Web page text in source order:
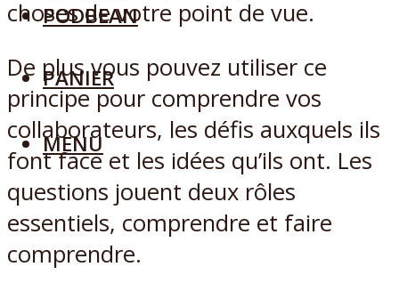
PODBEAN
PANIER
MENU
choses de votre point de vue.
De plus vous pouvez utiliser ce
principe pour comprendre vos
collaborateurs, les défis auxquels ils
font face et les idées qu’ils ont. Les
questions jouent deux rôles
essentiels, comprendre et faire
comprendre.